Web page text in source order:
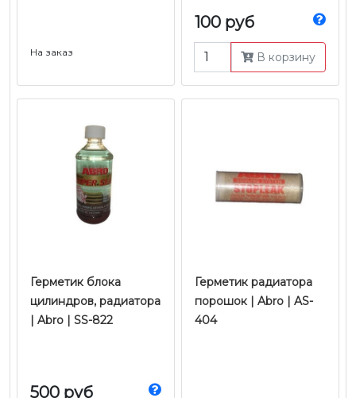
На заказ
100 руб
В корзину
Герметик блока
цилиндров, радиатора
| Abro | SS-822
500 руб
Герметик радиатора
порошок | Abro | AS-
404